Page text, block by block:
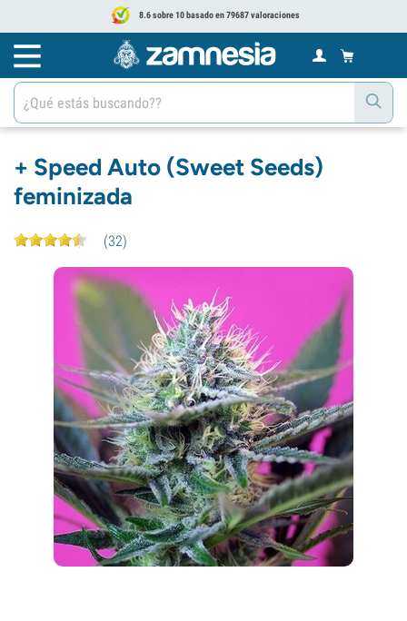
8.6 sobre 10 basado en 79687 valoraciones
+ Speed Auto (Sweet Seeds)
feminizada
(32)